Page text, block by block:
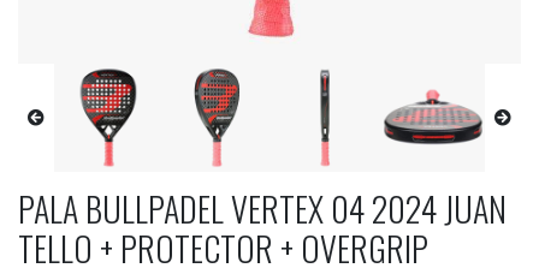
PALA BULLPADEL VERTEX 04 2024 JUAN
TELLO + PROTECTOR + OVERGRIP